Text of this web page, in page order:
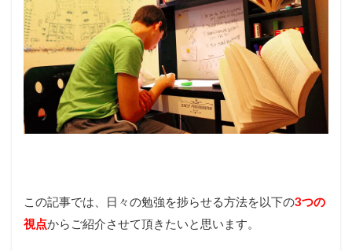
この記事では、日々の勉強を捗らせる方法を以下の3つの
視点からご紹介させて頂きたいと思います。